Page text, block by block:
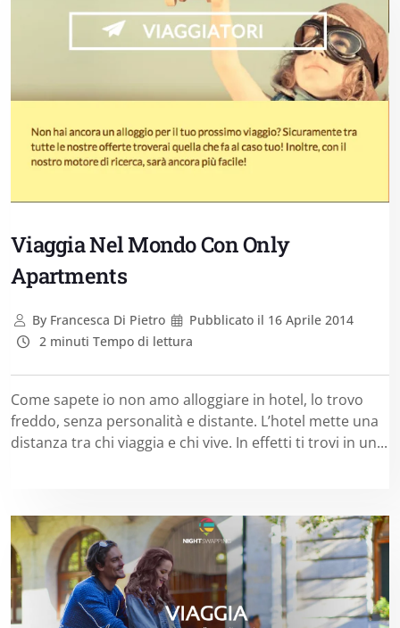
Viaggia Nel Mondo Con Only
Apartments
ByFrancesca Di Pietro Pubblicato il 16 Aprile 2014
2 minuti Tempo di lettura
Come sapete io non amo alloggiare in hotel, lo trovo
freddo, senza personalità e distante. L’hotel mette una
distanza tra chi viaggia e chi vive. In effetti ti trovi in un...